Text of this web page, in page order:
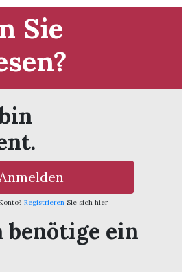
Sie
Registrieren Sie sich hier
benötige ein